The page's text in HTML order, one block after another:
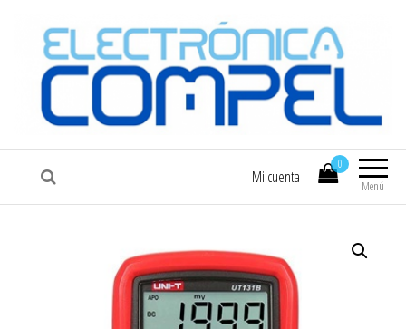
COMPEL Electrónica COMPEL
Menú
0
Mi cuenta